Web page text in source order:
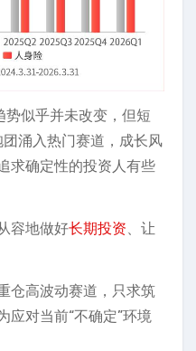
似乎并未改变，但短
涌入热门赛道，成长风
求确定性的投资人有些
容地做好长期投资、让
仓高波动赛道，只求筑
应对当前“不确定”环境